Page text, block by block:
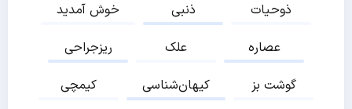
خوش آمدید
ذنبی
ذوحیات
ریزجراحی
علک
عصاره
کیمچی
کیهان‌شناسی
گوشت بز